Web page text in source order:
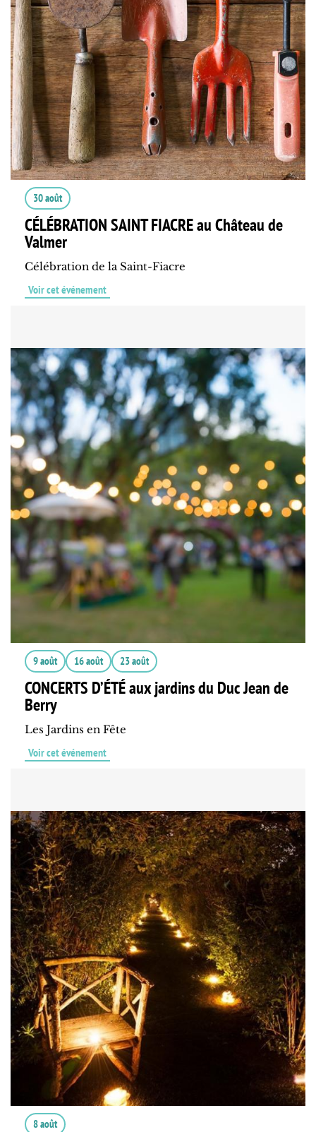
30 août
CÉLÉBRATION SAINT FIACRE au Château de
Valmer
Célébration de la Saint-Fiacre
Voir cet événement
9 août 16 août 23 août
CONCERTS D’ÉTÉ aux jardins du Duc Jean de
Berry
Les Jardins en Fête
Voir cet événement
8 août